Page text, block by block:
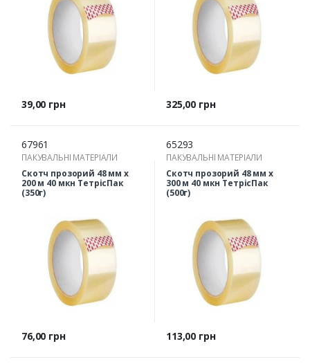
Ціна
39,00 грн Ціна
325,00 грн
67961
ПАКУВАЛЬНІ МАТЕРІАЛИ
Скотч прозорий 48 мм х
200 м 40 мкн ТетрісПак
(350г)
Ціна
76,00 грн
65293
ПАКУВАЛЬНІ МАТЕРІАЛИ
Скотч прозорий 48 мм х
300 м 40 мкн ТетрісПак
(500г)
Ціна
113,00 грн